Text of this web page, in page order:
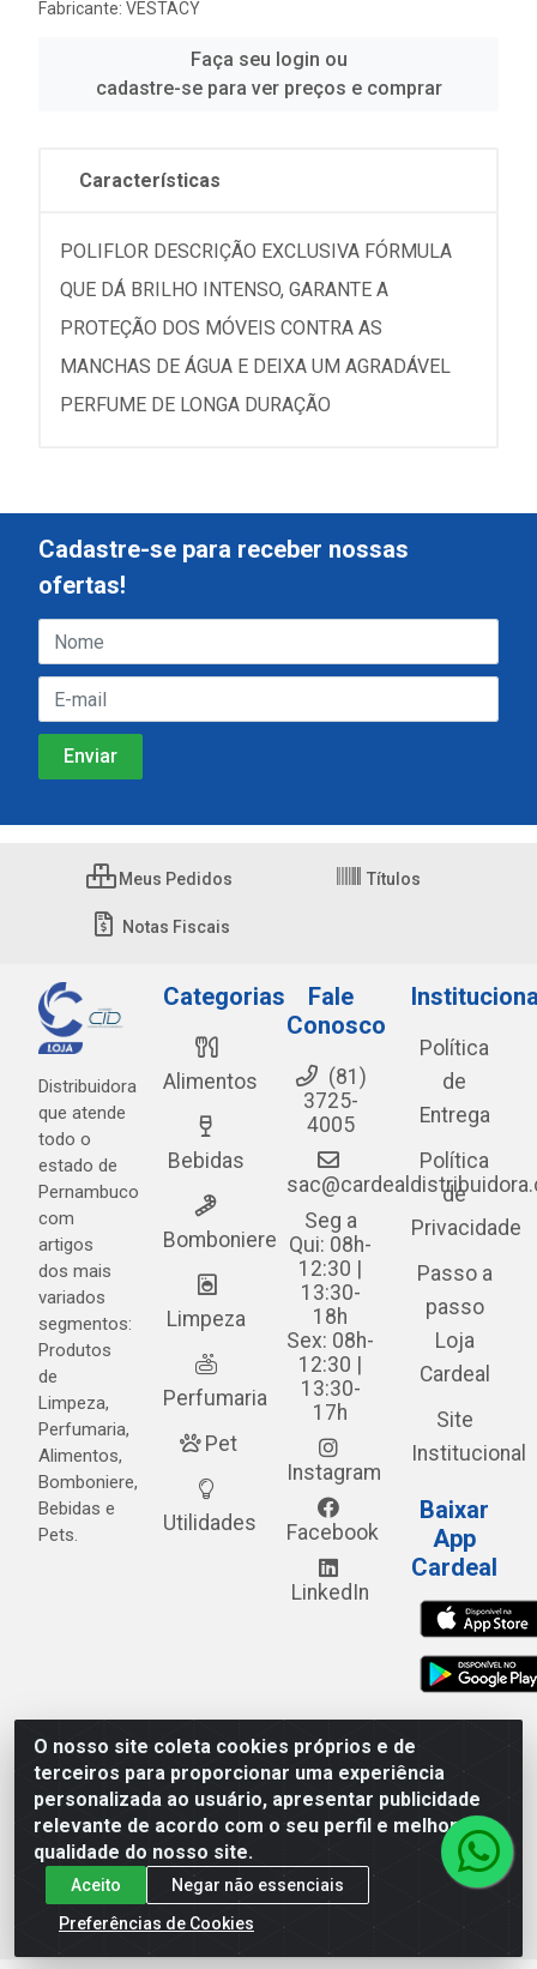
Fabricante: VESTACY
Faça seu login ou
cadastre-se para ver preços e comprar
Características
POLIFLOR DESCRIÇÃO EXCLUSIVA FÓRMULA
QUE DÁ BRILHO INTENSO, GARANTE A
PROTEÇÃO DOS MÓVEIS CONTRA AS
MANCHAS DE ÁGUA E DEIXA UM AGRADÁVEL
PERFUME DE LONGA DURAÇÃO
O nosso site coleta cookies próprios e de
terceiros para proporcionar uma experiência
personalizada ao usuário, apresentar publicidade
relevante de acordo com o seu perfil e melhorar a
qualidade do nosso site.
Aceito
Negar não essenciais
Preferências de Cookies
Cadastre-se para receber nossas
ofertas!
Meus Pedidos Títulos
Notas Fiscais
Distribuidora
que atende
todo o
estado de
Pernambuco
com
artigos
dos mais
variados
segmentos:
Produtos
de
Limpeza,
Perfumaria,
Alimentos,
Bomboniere,
Bebidas e
Pets.
Categorias
Alimentos
Bebidas
Bomboniere
Limpeza
Perfumaria
Pet
Utilidades
Fale
Conosco
(81)
3725-
4005
Seg a
Qui: 08h-
12:30 |
13:30-
18h
Sex: 08h-
12:30 |
13:30-
17h
Instagram
Facebook
LinkedIn
Política
de
Entrega
Política
de
Privacidade
Passo a
passo
Loja
Cardeal
Site
Institucional
Baixar
App
Cardeal
Cardeal Distribuidora - Estrada Alto do Moura, 582 - Alto
do Moura - Caruaru/PE - CEP 55.040-120 - CNPJ
05.253.499/0001-62